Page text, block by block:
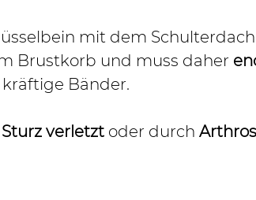
mit dem Schulterdach
Brustkorb und muss daher
Bänder.
Sturz verletzt oder durch